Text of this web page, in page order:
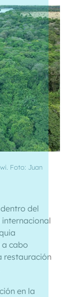
Foto: Juan
del
cabo
restauración
en la